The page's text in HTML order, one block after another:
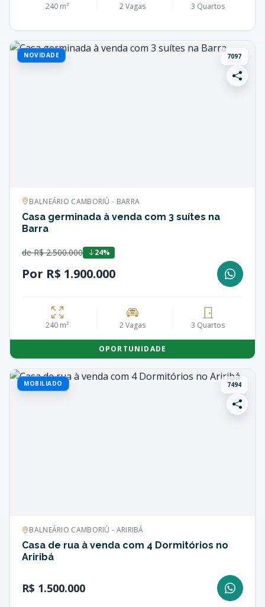
240 m² 2 Vagas 3 Quartos
NOVIDADE 7097
BALNEÁRIO CAMBORIÚ - BARRA
Casa germinada à venda com 3 suítes na
Barra
de R$ 2.500.000 24%
Por R$ 1.900.000
240 m² 2 Vagas 3 Quartos
OPORTUNIDADE
MOBILIADO 7494
BALNEÁRIO CAMBORIÚ - ARIRIBÁ
Casa de rua à venda com 4 Dormitórios no
Ariribá
R$ 1.500.000